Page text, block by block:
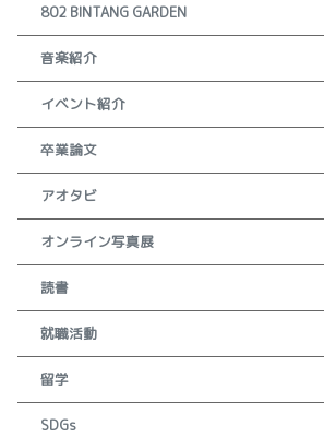
802 BINTANG GARDEN
音楽紹介
イベント紹介
卒業論文
アオタビ
オンライン写真展
読書
就職活動
留学
SDGs